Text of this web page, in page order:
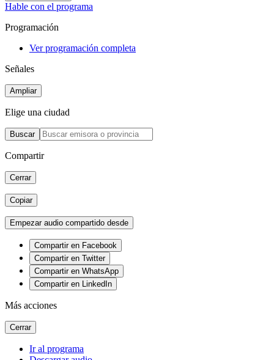
Hable con el programa
Programación
Ver programación completa
Señales
Ampliar
Elige una ciudad
Buscar
Compartir
Cerrar
Copiar
Empezar audio compartido desde
Compartir en Facebook
Compartir en Twitter
Compartir en WhatsApp
Compartir en LinkedIn
Más acciones
Cerrar
Ir al programa